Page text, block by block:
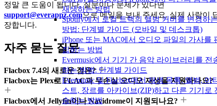
재생하는 방법
Spotify에서 로컬 트랙의 앨범 커버를 변경하
방법: 단계별 가이드 (모바일 및 데스크톱)
iPhone 또는 MAC에서 오디오 파일의 가사를
집하는 방법
Evermusic에서 기기 간 음악 라이브러리를 전
하는 방법: 단계별 가이드
Evermusic 및 Flacbox에서 재생 목록, 앨범, 아
스트, 장르를 아카이브(ZIP)하고 다른 기기로
송하는 방법
정말 큰 도움이 됩니다. 질문이나 문제가 있다면
support@everappz.com으로 메일을 보내 주세요. 실제 사람이
장합니다.
자주 묻는 질문
Flacbox 7.4의 새로운 점은?
Flacbox는 Plex로 FLAC과 무손실 오디오 재생을 지원하나요?
Flacbox에서 Jellyfin이나 Navidrome이 지원되나요?